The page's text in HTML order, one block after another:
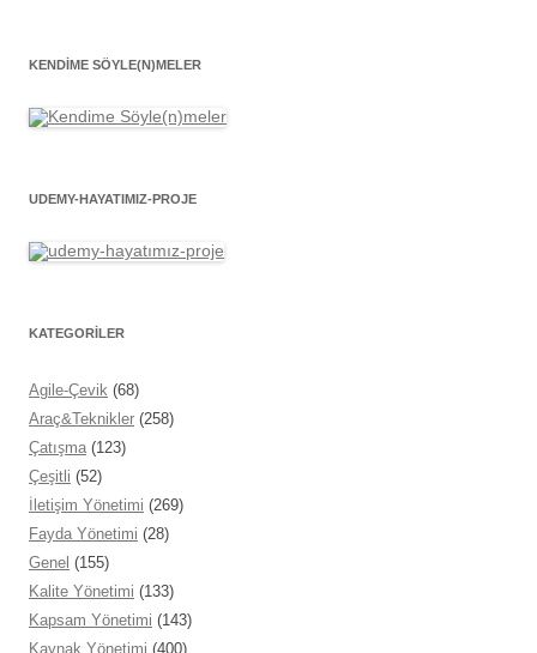
KENDIME SÖYLE(N)MELER
UDEMY-HAYATIMIZ-PROJE
KATEGORİLER
Agile-Çevik (68)
Araç&Teknikler (258)
Çatışma (123)
Çeşitli (52)
İletişim Yönetimi (269)
Fayda Yönetimi (28)
Genel (155)
Kalite Yönetimi (133)
Kapsam Yönetimi (143)
Kaynak Yönetimi (400)